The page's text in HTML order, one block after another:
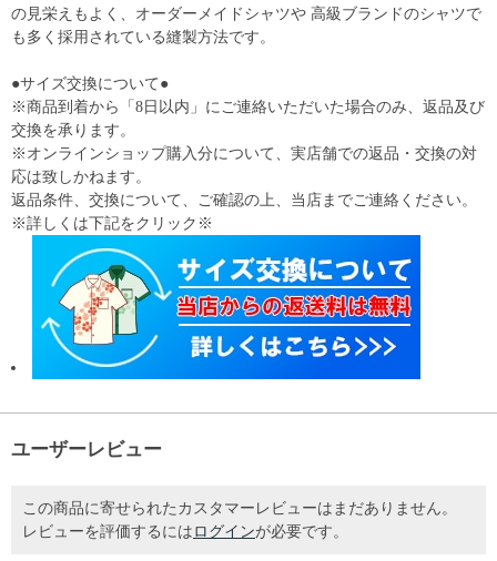
の見栄えもよく、オーダーメイドシャツや 高級ブランドのシャツで
も多く採用されている縫製方法です。
●サイズ交換について●
※商品到着から「8日以内」にご連絡いただいた場合のみ、返品及び
交換を承ります。
※オンラインショップ購入分について、実店舗での返品・交換の対
応は致しかねます。
返品条件、交換について、ご確認の上、当店までご連絡ください。
※詳しくは下記をクリック※
ユーザーレビュー
この商品に寄せられたカスタマーレビューはまだありません。
レビューを評価するには ログインが必要です。